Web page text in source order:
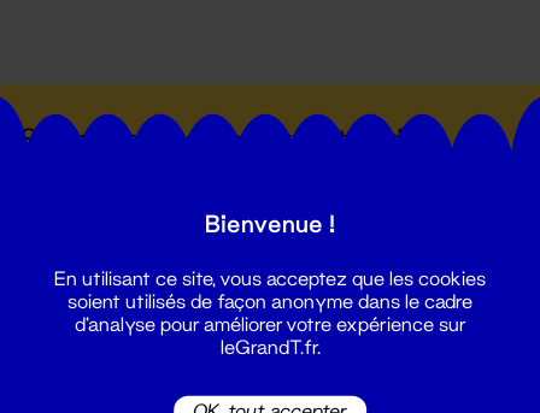
Suivez toutes les actualités du
Bienvenue !
En utilisant ce site, vous acceptez que les cookies
soient utilisés de façon anonyme dans le cadre
d'analyse pour améliorer votre expérience sur
leGrandT.fr.